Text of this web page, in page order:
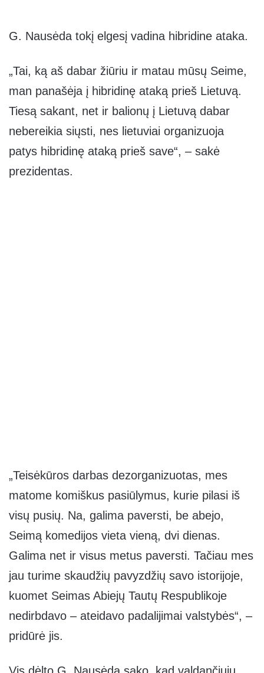
G. Nausėda tokį elgesį vadina hibridine ataka.
„Tai, ką aš dabar žiūriu ir matau mūsų Seime,
man panašėja į hibridinę ataką prieš Lietuvą.
Tiesą sakant, net ir balionų į Lietuvą dabar
nebereikia siųsti, nes lietuviai organizuoja
patys hibridinę ataką prieš save“, – sakė
prezidentas.
„Teisėkūros darbas dezorganizuotas, mes
matome komiškus pasiūlymus, kurie pilasi iš
visų pusių. Na, galima paversti, be abejo,
Seimą komedijos vieta vieną, dvi dienas.
Galima net ir visus metus paversti. Tačiau mes
jau turime skaudžių pavyzdžių savo istorijoje,
kuomet Seimas Abiejų Tautų Respublikoje
nedirbdavo – ateidavo padalijimai valstybės“, –
pridūrė jis.